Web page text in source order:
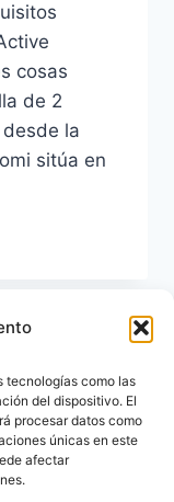
tecnologías como las
del dispositivo. El
procesar datos como
únicas en este
afectar
cosas
de 2
la
sitúa en